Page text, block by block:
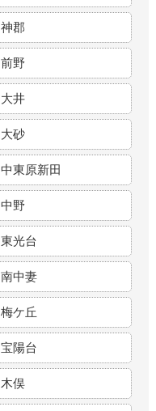
神郡
前野
大井
大砂
中東原新田
中野
東光台
南中妻
梅ケ丘
宝陽台
木俣